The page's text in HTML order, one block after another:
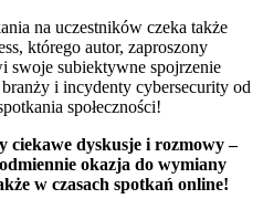
na uczestników czeka także
którego autor, zaproszony
swoje subiektywne spojrzenie
i incydenty cybersecurity od
społeczności!
ciekawe dyskusje i rozmowy –
okazja do wymiany
w czasach spotkań online!